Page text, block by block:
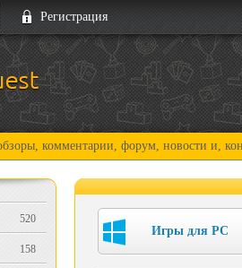
Регистрация
форум, новости и, конечно,
520
158
Игры для PC